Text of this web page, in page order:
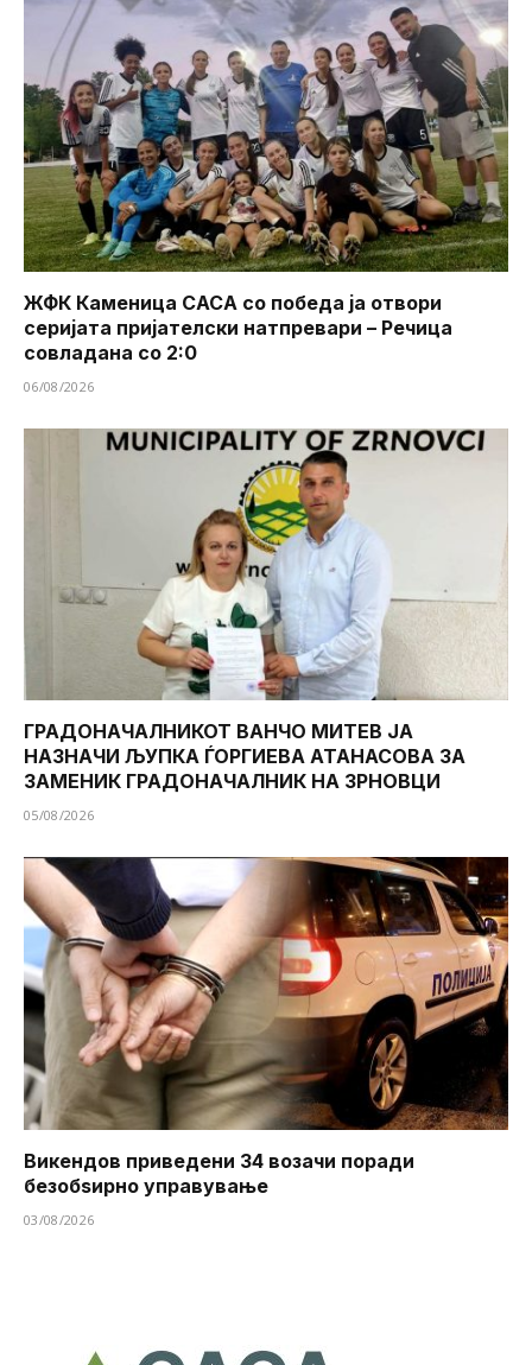
ЖФК Каменица САСА со победа ја отвори
серијата пријателски натпревари – Речица
совладана со 2:0
06/08/2026
ГРАДОНАЧАЛНИКОТ ВАНЧО МИТЕВ ЈА
НАЗНАЧИ ЉУПКА ЃОРГИЕВА АТАНАСОВА ЗА
ЗАМЕНИК ГРАДОНАЧАЛНИК НА ЗРНОВЦИ
05/08/2026
Викендов приведени 34 возачи поради
безобѕирно управување
03/08/2026